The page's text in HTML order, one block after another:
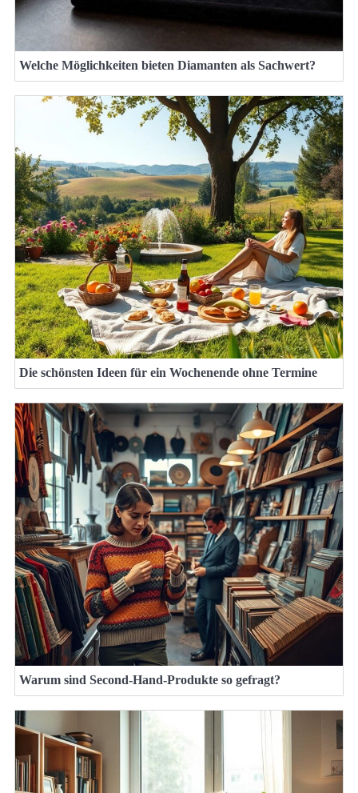
Welche Möglichkeiten bieten Diamanten als Sachwert?
Die schönsten Ideen für ein Wochenende ohne Termine
Warum sind Second-Hand-Produkte so gefragt?